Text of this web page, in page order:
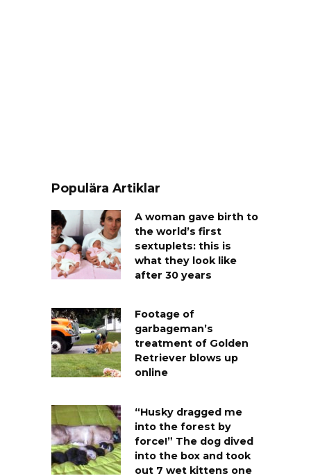
Populära Artiklar
A woman gave birth to
the world’s first
sextuplets: this is
what they look like
after 30 years
Footage of
garbageman’s
treatment of Golden
Retriever blows up
online
“Husky dragged me
into the forest by
force!” The dog dived
into the box and took
out 7 wet kittens one